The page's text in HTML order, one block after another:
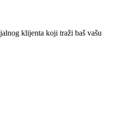
klijenta koji traži baš vašu